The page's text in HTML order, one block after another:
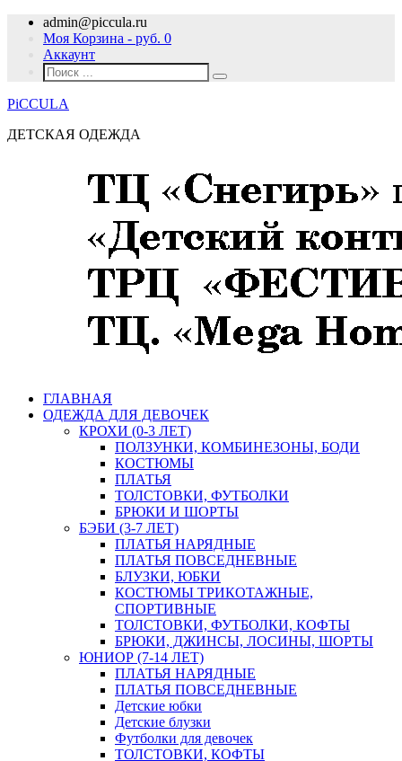
admin@piccula.ru
Моя Корзина - руб. 0
Аккаунт
PiCCULA
ДЕТСКАЯ ОДЕЖДА
ГЛАВНАЯ
ОДЕЖДА ДЛЯ ДЕВОЧЕК
КРОХИ (0-3 ЛЕТ)
ПОЛЗУНКИ, КОМБИНЕЗОНЫ, БОДИ
КОСТЮМЫ
ПЛАТЬЯ
ТОЛСТОВКИ, ФУТБОЛКИ
БРЮКИ И ШОРТЫ
БЭБИ (3-7 ЛЕТ)
ПЛАТЬЯ НАРЯДНЫЕ
ПЛАТЬЯ ПОВСЕДНЕВНЫЕ
БЛУЗКИ, ЮБКИ
КОСТЮМЫ ТРИКОТАЖНЫЕ,
СПОРТИВНЫЕ
ТОЛСТОВКИ, ФУТБОЛКИ, КОФТЫ
БРЮКИ, ДЖИНСЫ, ЛОСИНЫ, ШОРТЫ
ЮНИОР (7-14 ЛЕТ)
ПЛАТЬЯ НАРЯДНЫЕ
ПЛАТЬЯ ПОВСЕДНЕВНЫЕ
Детские юбки
Детские блузки
Футболки для девочек
ТОЛСТОВКИ, КОФТЫ